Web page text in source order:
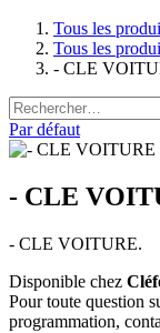
Tous les
Tous les
- CLE
Par défaut
- CLE
- CLE VOITURE.
Disponible chez
Pour toute question
programmation,